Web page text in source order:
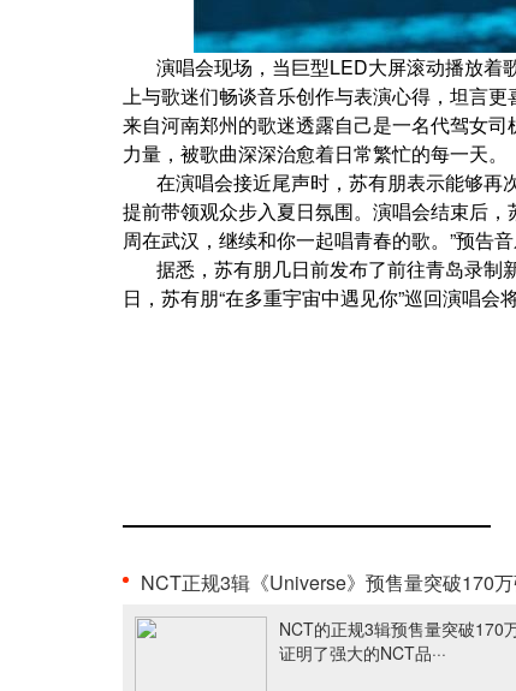
演唱会现场，当巨型LED大屏滚动播放着
上与歌迷们畅谈音乐创作与表演心得，坦言
来自河南郑州的歌迷透露自己是一名代驾女
力量，被歌曲深深治愈着日常繁忙的每一天。
在演唱会接近尾声时，苏有朋表示能够再
提前带领观众步入夏日氛围。演唱会结束后
周在武汉，继续和你一起唱青春的歌。”预告音
据悉，苏有朋几日前发布了前往青岛录制
日，苏有朋“在多重宇宙中遇见你”巡回演唱会
NCT正规3辑《Universe》预售量突破170万张，印证强
NCT的正规3辑预售量突破170
证明了强大的NCT品···